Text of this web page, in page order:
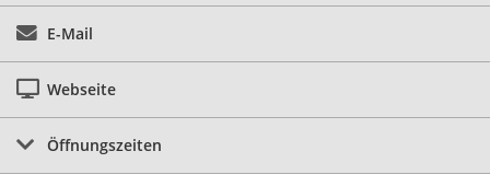
E-Mail
Webseite
Öffnungszeiten